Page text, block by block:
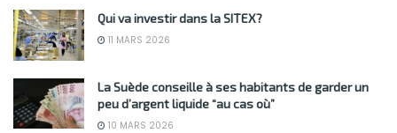
Qui va investir dans la SITEX?
11 MARS 2026
La Suède conseille à ses habitants de garder un
peu d’argent liquide “au cas où”
10 MARS 2026